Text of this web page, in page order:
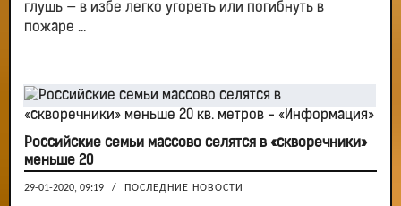
глушь — в избе легко угореть или погибнуть в
пожаре ...
Российские семьи массово селятся в «скворечники»
меньше 20
29-01-2020, 09:19 / ПОСЛЕДНИЕ НОВОСТИ